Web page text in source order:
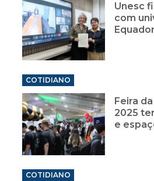
Unesc
com
Equador
COTIDIANO
Feira
2025
e
COTIDIANO